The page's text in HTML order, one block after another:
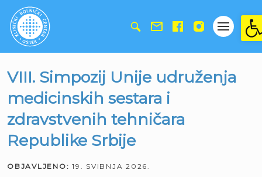
VIII. Simpozij Unije udruženja
medicinskih sestara i
zdravstvenih tehničara
Republike Srbije
OBJAVLJENO: 19. SVIBNJA 2026.